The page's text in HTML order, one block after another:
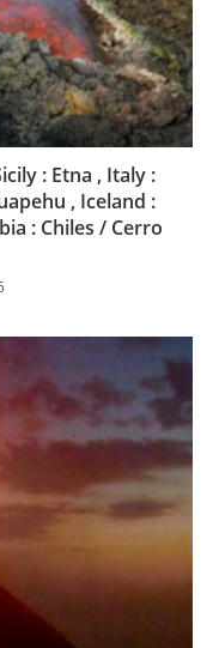
: Etna , Italy :
, Iceland :
: Chiles / Cerro